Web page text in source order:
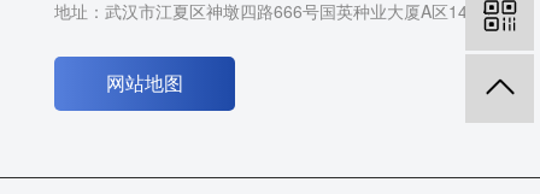
地址：武汉市江夏区神墩四路666号国英种业大厦A区14F
网站地图